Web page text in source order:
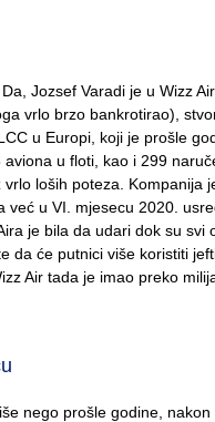
Jozsef Varadi je u Wizz
vrlo brzo bankrotirao),
u Europi, koji je prošle
u floti, kao i 299
loših poteza. Kompanija
u VI. mjesecu 2020.
je bila da udari dok su svi
da će putnici više koristiti
Air tada je imao preko
nego prošle godine,